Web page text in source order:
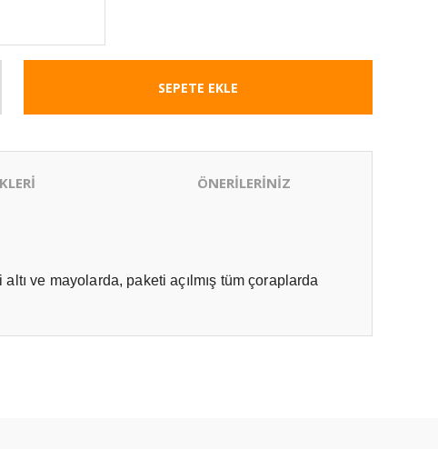
SEPETE EKLE
ÖNERİLERİNİZ
ve mayolarda, paketi açılmış tüm çoraplarda